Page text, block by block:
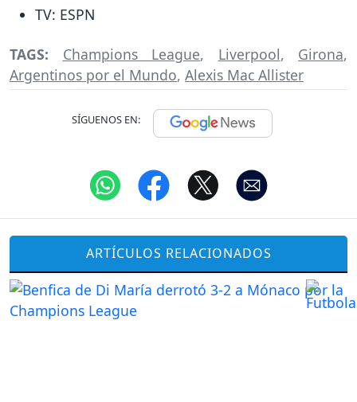
TV: ESPN
TAGS: Champions League, Liverpool, Girona,
Argentinos por el Mundo, Alexis Mac Allister
SÍGUENOS EN:
ARTÍCULOS RELACIONADOS